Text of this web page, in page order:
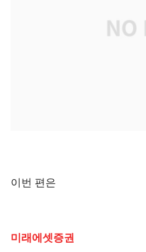
이번 편은
미래에셋증권